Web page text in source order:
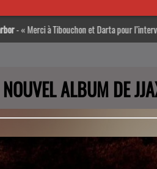
l’interview ! Très bon moment en votre
ALBUM DE